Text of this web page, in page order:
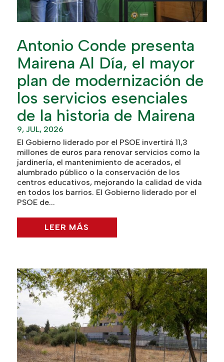
Antonio Conde presenta
Mairena Al Día, el mayor
plan de modernización de
los servicios esenciales
de la historia de Mairena
9, JUL, 2026
El Gobierno liderado por el PSOE invertirá 11,3
millones de euros para renovar servicios como la
jardinería, el mantenimiento de acerados, el
alumbrado público o la conservación de los
centros educativos, mejorando la calidad de vida
en todos los barrios. El Gobierno liderado por el
PSOE de...
LEER MÁS